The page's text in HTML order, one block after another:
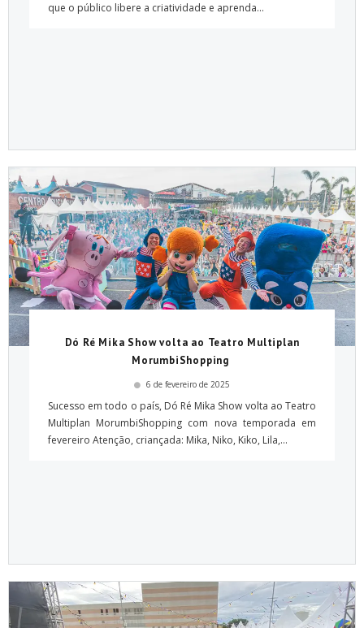
que o público libere a criatividade e aprenda...
Dó Ré Mika Show volta ao Teatro Multiplan
MorumbiShopping
6 de fevereiro de 2025
Sucesso em todo o país, Dó Ré Mika Show volta ao Teatro
Multiplan MorumbiShopping com nova temporada em
fevereiro Atenção, criançada: Mika, Niko, Kiko, Lila,...